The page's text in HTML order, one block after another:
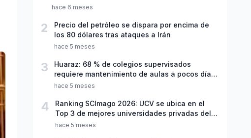
hace 6 meses
2
Precio del petróleo se dispara por encima de
los 80 dólares tras ataques a Irán
hace 5 meses
3
Huaraz: 68 % de colegios supervisados
requiere mantenimiento de aulas a pocos días
de inicio del año escolar 2026
hace 5 meses
4
Ranking SCImago 2026: UCV se ubica en el
Top 3 de mejores universidades privadas del
Perú
hace 5 meses